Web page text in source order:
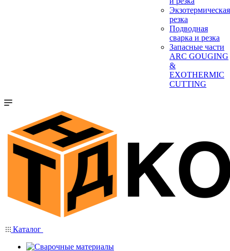
Экзотермическая
резка
Подводная
сварка и резка
Запасные части
ARC GOUGING
&
EXOTHERMIC
CUTTING
Каталог